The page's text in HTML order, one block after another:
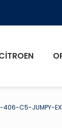
406-C5-JUMPY-